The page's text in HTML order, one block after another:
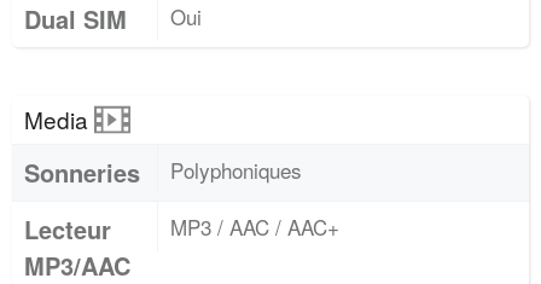
Dual SIM Oui
Media
Sonneries Polyphoniques
Lecteur
MP3/AAC
MP3 / AAC / AAC+